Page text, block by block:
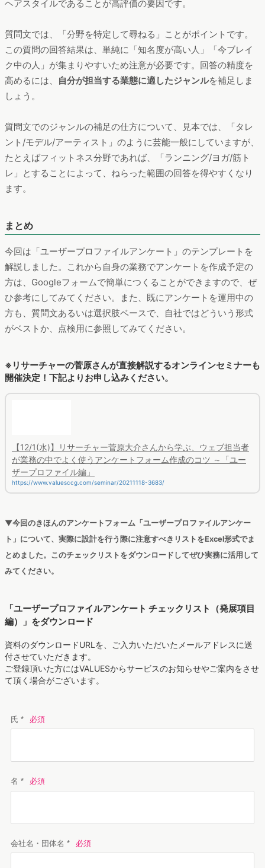
ヘアスタイルであることが高評価の要因です。
質問文では、「分野を特定して尋ねる」ことがポイントです。
この質問の回答結果は、単純に「知名度が高い人」「今ブレイ
ク中の人」が集まりやすいため注意が必要です。回答の精度を
高めるには、
自分が担当する業態に適したジャンルを補足しま
しょう。
質問文でのジャンルの補足の仕方について、見本では、「タレ
ント/モデル/アーティスト」のように芸能一般にしていますが、
たとえばフィットネス分野であれば、「ランニング/ヨガ/筋ト
レ」とすることによって、ねらった範囲の回答を得やすくなり
ます。
まとめ
今回は「ユーザープロファイルアンケート」のテンプレートを
解説しました。これから自身の業務でアンケートを作成予定の
方は、Googleフォームで簡単につくることができますので、ぜ
ひ参考にしてみてください。また、既にアンケートを運用中の
方も、質問文あるいは選択肢ベースで、自社ではどういう形式
がベストか、点検用に参照してみてください。
※リサーチャーの菅原さんが直接解説するオンラインセミナーも
開催決定！下記よりお申し込みください。
【12/1(水)】リサーチャー菅原大介さんから学ぶ、ウェブ担当者
が業務の中でよく使うアンケートフォーム作成のコツ ～「ユー
ザープロファイル編」
https://www.valuesccg.com/seminar/20211118-3683/
▼今回のきほんのアンケートフォーム「ユーザープロファイルアンケー
ト」について、実際に設計を行う際に注意すべきリストをExcel形式でま
とめました。このチェックリストをダウンロードしてぜひ実務に活用して
みてください。
「ユーザープロファイルアンケート チェックリスト（発展項目
編）」をダウンロード
資料のダウンロードURLを、ご入力いただいたメールアドレスに送
付させていただきます。
ご登録頂いた方にはVALUESからサービスのお知らせやご案内をさせ
て頂く場合がございます。